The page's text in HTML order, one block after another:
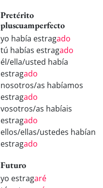
Pretérito
pluscuamperfecto
yo había estragado
tú habías estragado
él/ella/usted había
estragado
nosotros/as habíamos
estragado
vosotros/as habíais
estragado
ellos/ellas/ustedes habían
estragado
Futuro
yo estragaré